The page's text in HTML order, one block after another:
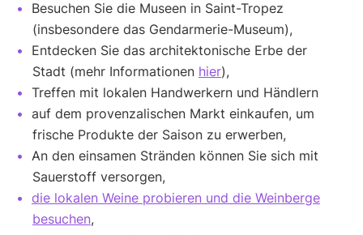
Besuchen Sie die Museen in Saint-Tropez
(insbesondere das Gendarmerie-Museum),
Entdecken Sie das architektonische Erbe der
Stadt (mehr Informationen hier),
Treffen mit lokalen Handwerkern und Händlern
auf dem provenzalischen Markt einkaufen, um
frische Produkte der Saison zu erwerben,
An den einsamen Stränden können Sie sich mit
Sauerstoff versorgen,
die lokalen Weine probieren und die Weinberge
besuchen,